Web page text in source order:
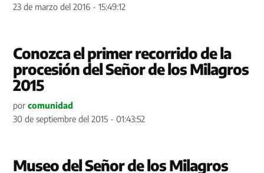
23 de marzo del 2016 - 15:49:12
Conozca el primer recorrido de la
procesión del Señor de los Milagros
2015
por comunidad
30 de septiembre del 2015 - 01:43:52
Museo del Señor de los Milagros